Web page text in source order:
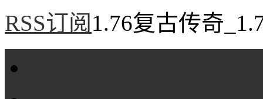
RSS订阅 1.76复古传奇